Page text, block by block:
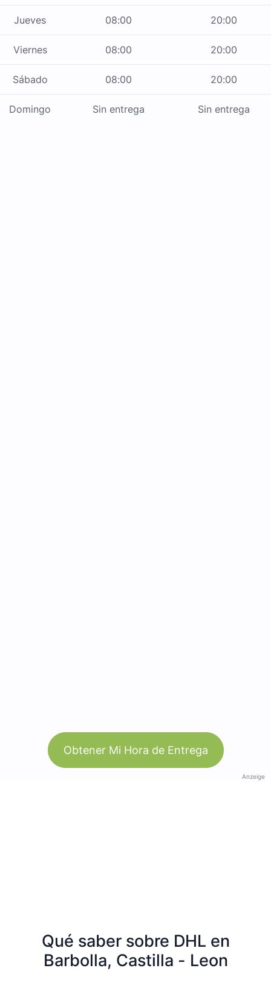
Jueves 08:00 20:00
Viernes 08:00 20:00
Sábado 08:00 20:00
Domingo Sin entrega Sin entrega
Obtener Mi Hora de Entrega
Anzeige
Qué saber sobre DHL en
Barbolla, Castilla - Leon